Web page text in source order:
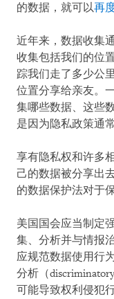
的数据，就可以再
近年来，数据收集
收集包括我们的位
踪我们走了多少公
位置分享给亲友。
集哪些数据、这些
是因为隐私政策通
享有隐私权和许多
己的数据被分享出
的数据保护法对于
美国国会应当制定
集、分析并与情报
应规范数据使用行
分析（
可能导致权利侵犯